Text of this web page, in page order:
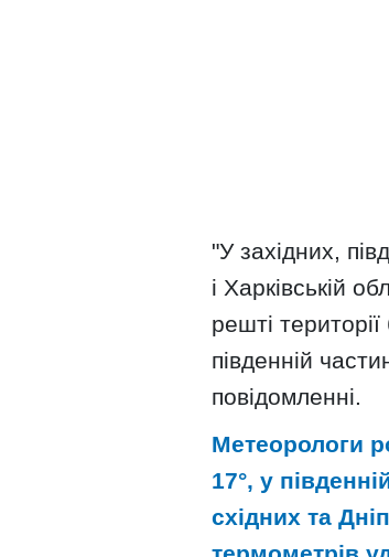
"У західних,
і Харківській
решті
південній
повідомленні.
Метеорологи
17°, у
східних та